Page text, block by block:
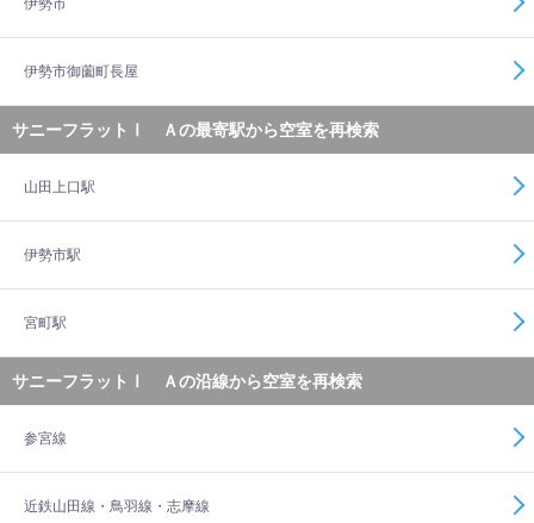
伊勢市
伊勢市御薗町長屋
サニーフラットⅠ Ａの最寄駅から空室を再検索
山田上口駅
伊勢市駅
宮町駅
サニーフラットⅠ Ａの沿線から空室を再検索
参宮線
近鉄山田線・鳥羽線・志摩線